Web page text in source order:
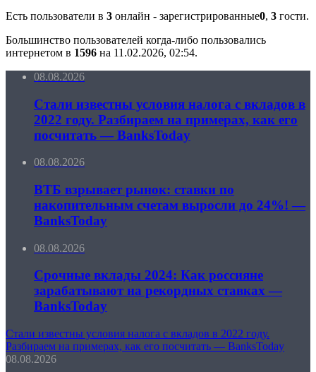
Есть пользователи в 3 онлайн - зарегистрированные0, 3 гости.
Большинство пользователей когда-либо пользовались
интернетом в 1596 на 11.02.2026, 02:54.
08.08.2026
Стали известны условия налога с вкладов в
2022 году. Разбираем на примерах, как его
посчитать — BanksToday
08.08.2026
ВТБ взрывает рынок: ставки по
накопительным счетам выросли до 24%! —
BanksToday
08.08.2026
Срочные вклады 2024: Как россияне
зарабатывают на рекордных ставках —
BanksToday
Стали известны условия налога с вкладов в 2022 году.
Разбираем на примерах, как его посчитать — BanksToday
08.08.2026